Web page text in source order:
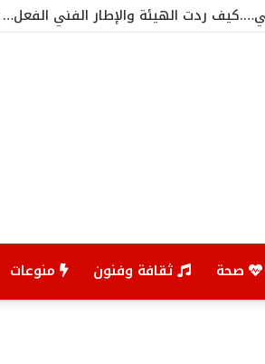
ردت الهيئة والإطار الفني
صحة ثقافة وفنون منوعات